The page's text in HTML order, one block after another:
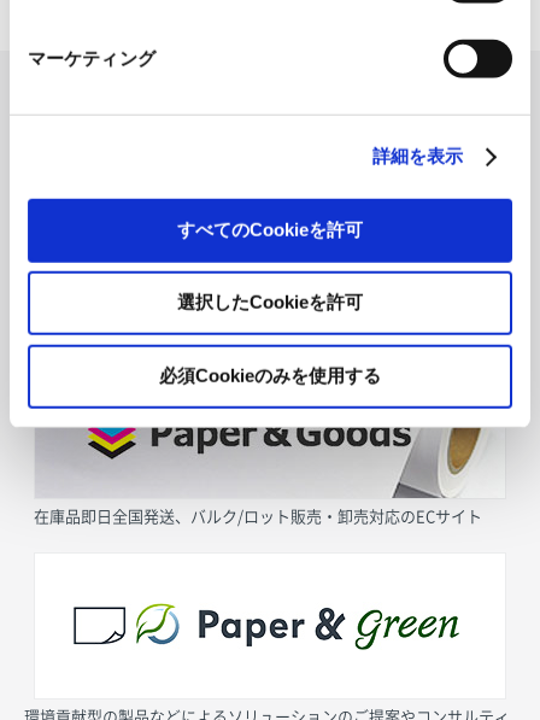
マーケティング
詳細を表示
すべてのCookieを許可
選択したCookieを許可
必須Cookieのみを使用する
在庫品即日全国発送、バルク/ロット販売・卸売対応のECサイト